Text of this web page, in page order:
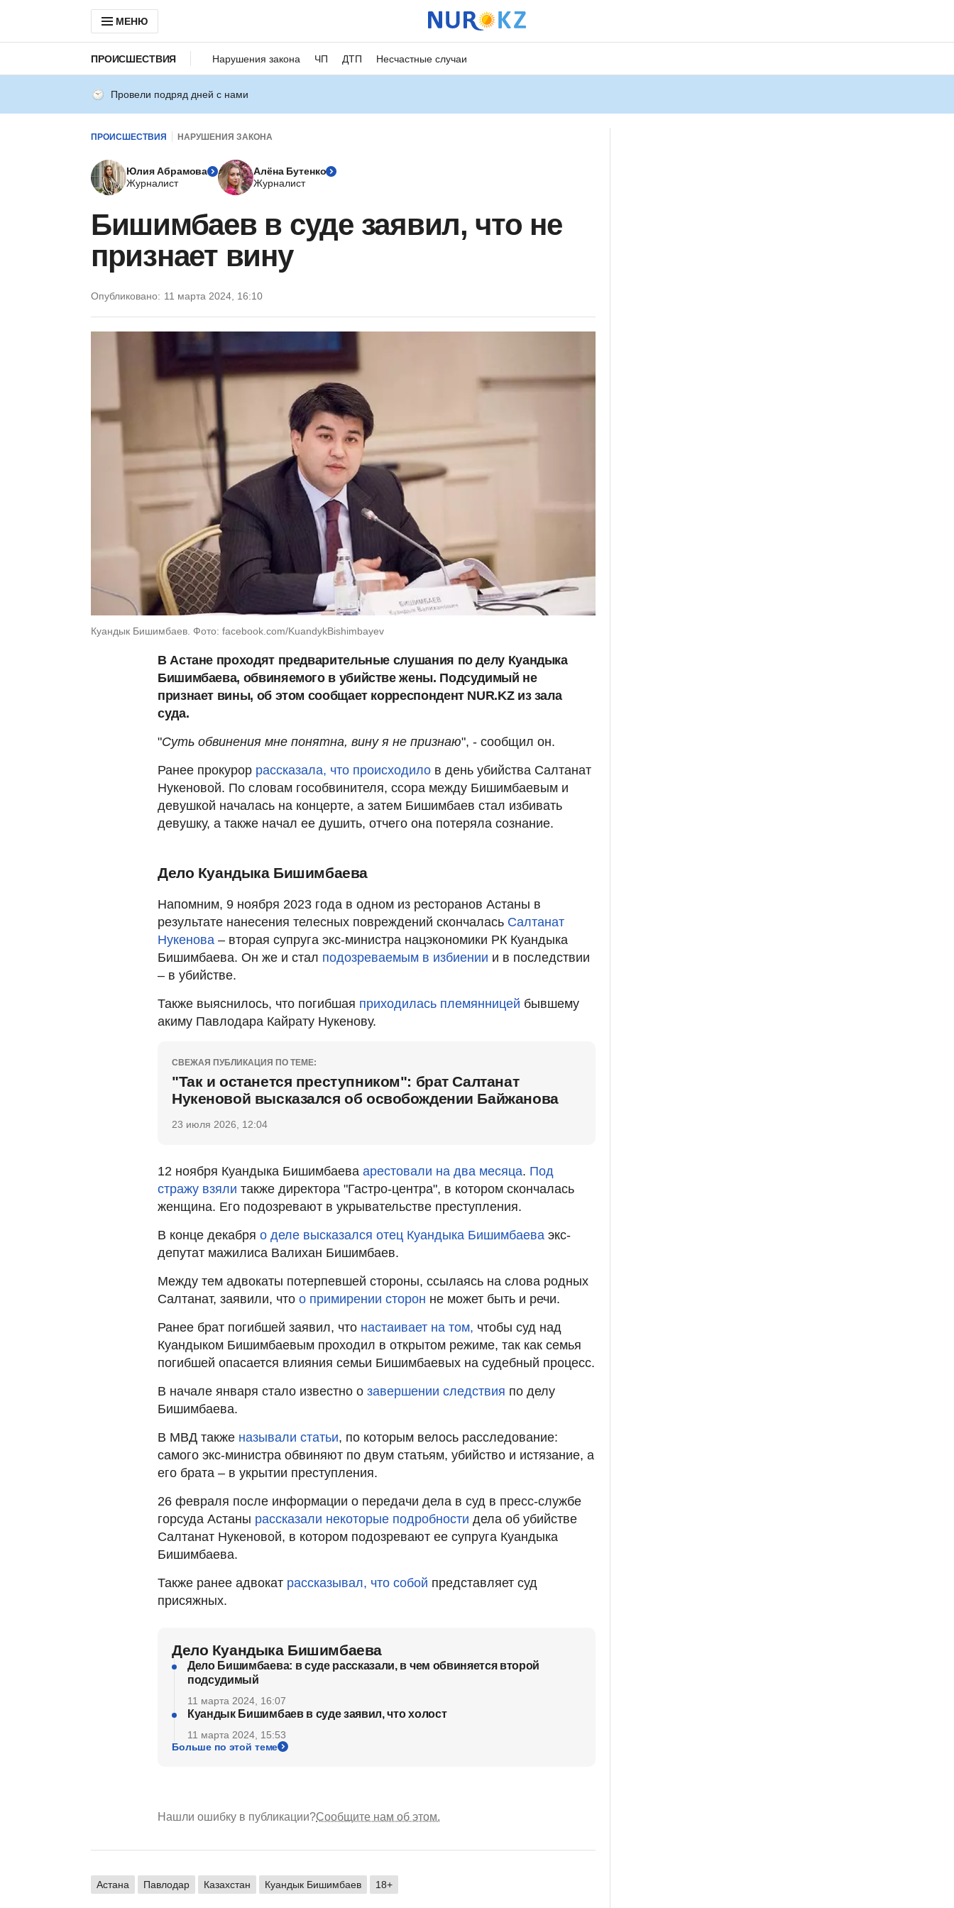
МЕНЮ
ПРОИСШЕСТВИЯ Нарушения закона ЧП ДТП Несчастные случаи
Провели подряд дней с нами
ПРОИСШЕСТВИЯ НАРУШЕНИЯ ЗАКОНА
Юлия Абрамова
Журналист
Алёна Бутенко
Журналист
Бишимбаев в суде заявил, что не
признает вину
Опубликовано: 11 марта 2024, 16:10
Куандык Бишимбаев. Фото: facebook.com/KuandykBishimbayev
В Астане проходят предварительные слушания по делу Куандыка
Бишимбаева, обвиняемого в убийстве жены. Подсудимый не
признает вины, об этом сообщает корреспондент NUR.KZ из зала
суда.
"Суть обвинения мне понятна, вину я не признаю", - сообщил он.
Ранее прокурор рассказала, что происходило в день убийства Салтанат
Нукеновой. По словам гособвинителя, ссора между Бишимбаевым и
девушкой началась на концерте, а затем Бишимбаев стал избивать
девушку, а также начал ее душить, отчего она потеряла сознание.
Дело Куандыка Бишимбаева
Напомним, 9 ноября 2023 года в одном из ресторанов Астаны в
результате нанесения телесных повреждений скончалась Салтанат
Нукенова – вторая супруга экс-министра нацэкономики РК Куандыка
Бишимбаева. Он же и стал подозреваемым в избиении и в последствии
– в убийстве.
Также выяснилось, что погибшая приходилась племянницей бывшему
акиму Павлодара Кайрату Нукенову.
СВЕЖАЯ ПУБЛИКАЦИЯ ПО ТЕМЕ:
"Так и останется преступником": брат Салтанат
Нукеновой высказался об освобождении Байжанова
23 июля 2026, 12:04
12 ноября Куандыка Бишимбаева арестовали на два месяца. Под
стражу взяли также директора "Гастро-центра", в котором скончалась
женщина. Его подозревают в укрывательстве преступления.
В конце декабря о деле высказался отец Куандыка Бишимбаева экс-
депутат мажилиса Валихан Бишимбаев.
Между тем адвокаты потерпевшей стороны, ссылаясь на слова родных
Салтанат, заявили, что о примирении сторон не может быть и речи.
Ранее брат погибшей заявил, что настаивает на том, чтобы суд над
Куандыком Бишимбаевым проходил в открытом режиме, так как семья
погибшей опасается влияния семьи Бишимбаевых на судебный процесс.
В начале января стало известно о завершении следствия по делу
Бишимбаева.
В МВД также называли статьи, по которым велось расследование:
самого экс-министра обвиняют по двум статьям, убийство и истязание, а
его брата – в укрытии преступления.
26 февраля после информации о передачи дела в суд в пресс-службе
горсуда Астаны рассказали некоторые подробности дела об убийстве
Салтанат Нукеновой, в котором подозревают ее супруга Куандыка
Бишимбаева.
Также ранее адвокат рассказывал, что собой представляет суд
присяжных.
Дело Куандыка Бишимбаева
Дело Бишимбаева: в суде рассказали, в чем обвиняется второй
подсудимый
11 марта 2024, 16:07
Куандык Бишимбаев в суде заявил, что холост
11 марта 2024, 15:53
Больше по этой теме
Нашли ошибку в публикации?Сообщите нам об этом.
Астана Павлодар Казахстан Куандык Бишимбаев 18+